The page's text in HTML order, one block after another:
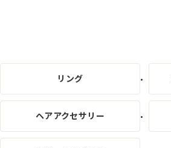
リング
ヘアアクセサリー